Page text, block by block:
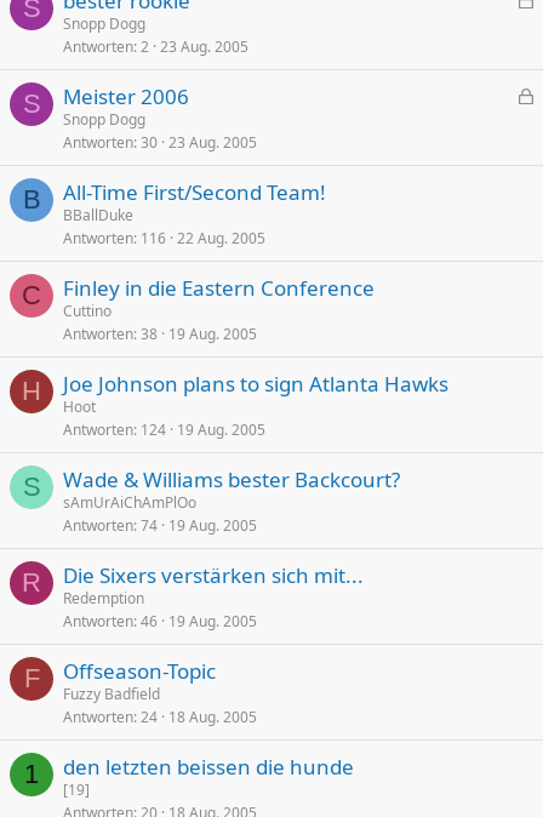
S
p
e
Snopp Dogg
Antworten 2 23 Aug. 2005
S
p
Meister 2006
Snopp Dogg
Antworten 30 23 Aug. 2005
B All-Time First/Second Team!
BBallDuke
Antworten 116 22 Aug. 2005
C Finley in die Eastern Conference
Cuttino
Antworten 38 19 Aug. 2005
H Joe Johnson plans to sign Atlanta Hawks
Hoot
Antworten 124 19 Aug. 2005
S Wade & Williams bester Backcourt?
sAmUrAiChAmPlOo
Antworten 74 19 Aug. 2005
R Die Sixers verstärken sich mit...
Redemption
Antworten 46 19 Aug. 2005
F Offseason-Topic
Fuzzy Badfield
Antworten 24 18 Aug. 2005
1 den letzten beissen die hunde
[19]
Antworten 20 18 Aug. 2005